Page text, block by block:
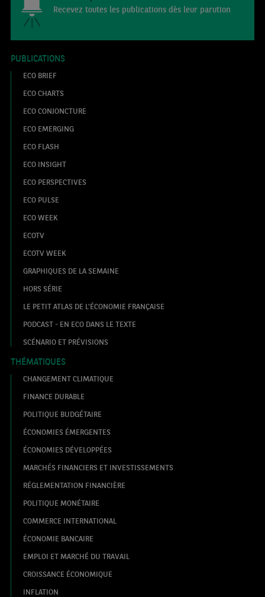
Recevez toutes les publications dès leur parution
PUBLICATIONS
ECO BRIEF
ECO CHARTS
ECO CONJONCTURE
ECO EMERGING
ECO FLASH
ECO INSIGHT
ECO PERSPECTIVES
ECO PULSE
ECO WEEK
ECOTV
ECOTV WEEK
GRAPHIQUES DE LA SEMAINE
HORS SÉRIE
LE PETIT ATLAS DE L’ÉCONOMIE FRANÇAISE
PODCAST - EN ECO DANS LE TEXTE
SCÉNARIO ET PRÉVISIONS
THÉMATIQUES
CHANGEMENT CLIMATIQUE
FINANCE DURABLE
POLITIQUE BUDGÉTAIRE
ÉCONOMIES ÉMERGENTES
ÉCONOMIES DÉVELOPPÉES
MARCHÉS FINANCIERS ET INVESTISSEMENTS
RÉGLEMENTATION FINANCIÈRE
POLITIQUE MONÉTAIRE
COMMERCE INTERNATIONAL
ÉCONOMIE BANCAIRE
EMPLOI ET MARCHÉ DU TRAVAIL
CROISSANCE ÉCONOMIQUE
INFLATION